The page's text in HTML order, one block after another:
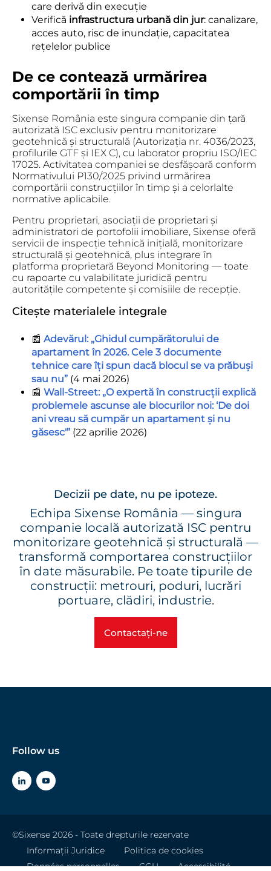
care derivă din execuție
Verifică infrastructura urbană din jur: canalizare,
acces auto, risc de inundație, capacitatea
rețelelor publice
De ce contează urmărirea
comportării în timp
Sixense România este singura companie din țară
autorizată ISC exclusiv pentru monitorizare
geotehnică și structurală (Autorizația nr. 4036/2023,
profilurile GTF și IEX C), cu laborator propriu ISO/IEC
17025. Activitatea companiei se desfășoară conform
Normativului P130/2025 privind urmărirea
comportării construcțiilor în timp și a celorlalte
normative aplicabile.
Pentru proprietari, asociații de proprietari și
administratori de portofolii imobiliare, Sixense oferă
servicii de inspecție tehnică inițială, monitorizare
structurală și geotehnică, plus integrare în
platforma proprietară Beyond Monitoring — toate
cu rapoarte cu valabilitate juridică pentru
autoritățile competente și comisiile de recepție.
Citește materialele integrale
📰 Adevărul: „Ghidul cumpărătorului de
apartament în 2026. Cele 3 documente
tehnice care îți spun dacă blocul se va prăbuși
sau nu” (4 mai 2026)
📰 Wall-Street: „O expertă în construcții explică
problemele ascunse ale blocurilor noi: ‘De doi
ani vreau să cumpăr un apartament și nu
găsesc'” (22 aprilie 2026)
Decizii pe date, nu pe ipoteze.
Echipa Sixense România — singura
companie locală autorizată ISC pentru
monitorizare geotehnică și structurală —
transformă comportarea construcțiilor
în date măsurabile. Pe toate tipurile de
construcții: metrouri, poduri, lucrări
portuare, clădiri, industrie.
Contactați-ne
Follow us
©Sixense 2026 - Toate drepturile rezervate
Informații Juridice
Politica de cookies
Données personnelles
CGU Accessibilité